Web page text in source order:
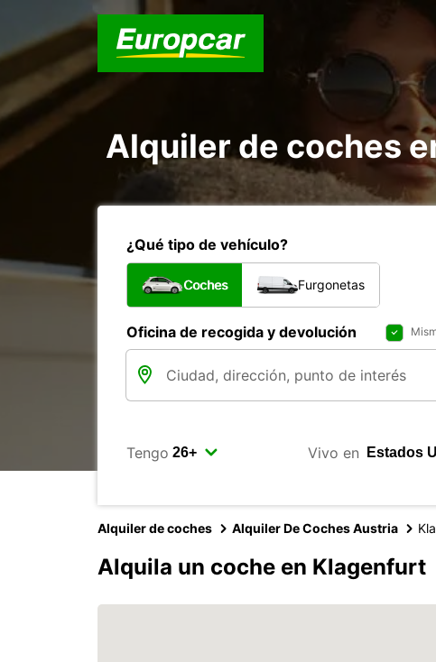
Alquiler de coches
¿Qué tipo de vehículo?
Coches Furgonetas
Oficina de recogida y devolución
Tengo Vivo en
Alquiler de coches Alquiler De Coches Austria
Alquila un coche en Klagenfurt